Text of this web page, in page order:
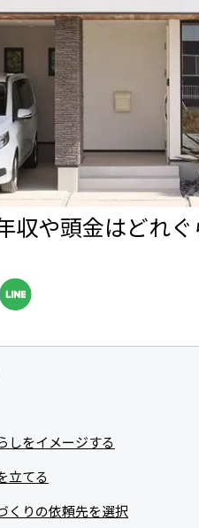
収や頭金はどれ
しをイメージする
立てる
くりの依頼先を選択